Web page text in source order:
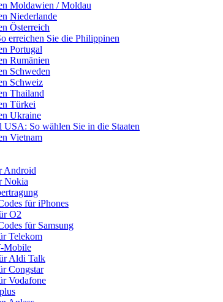
Moldawien / Moldau
Niederlande
Österreich
erreichen Sie die Philippinen
Portugal
Rumänien
Schweden
Schweiz
Thailand
Türkei
Ukraine
So wählen Sie in die Staaten
Vietnam
Android
Nokia
für iPhones
O2
für Samsung
Telekom
Mobile
Aldi Talk
Congstar
Vodafone